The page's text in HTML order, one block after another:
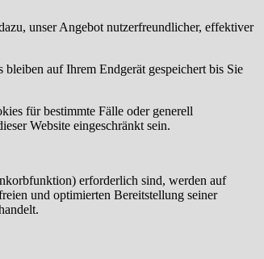
unser Angebot nutzerfreundlicher, effektiver
auf Ihrem Endgerät gespeichert bis Sie
für bestimmte Fälle oder generell
Website eingeschränkt sein.
erforderlich sind, werden auf
und optimierten Bereitstellung seiner